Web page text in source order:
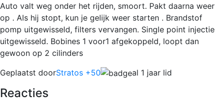
Auto valt weg onder het rijden, smoort. Pakt daarna weer
op . Als hij stopt, kun je gelijk weer starten . Brandstof
pomp uitgewisseld, filters vervangen. Single point injectie
uitgewisseld. Bobines 1 voor1 afgekoppeld, loopt dan
gewoon op 2 cilinders
Geplaatst doorStratos +50 al 1 jaar lid
Reacties